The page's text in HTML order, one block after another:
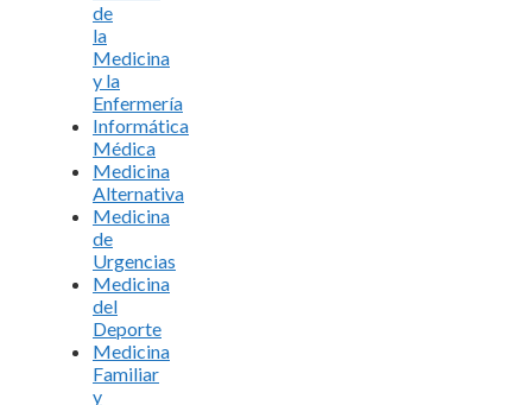
de
la
Medicina
y la
Enfermería
Informática
Médica
Medicina
Alternativa
Medicina
de
Urgencias
Medicina
del
Deporte
Medicina
Familiar
y